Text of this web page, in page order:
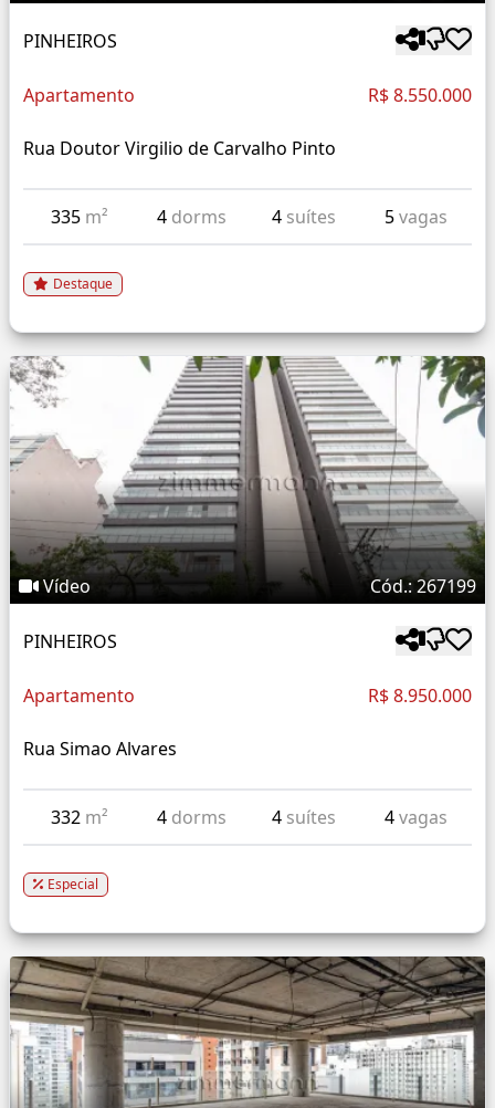
PINHEIROS
Apartamento R$ 8.550.000
Rua Doutor Virgilio de Carvalho Pinto
335 m² 4 dorms 4 suítes 5vagas
Destaque
Vídeo Cód.: 267199
PINHEIROS
Apartamento R$ 8.950.000
Rua Simao Alvares
332 m² 4 dorms 4 suítes 4vagas
Especial